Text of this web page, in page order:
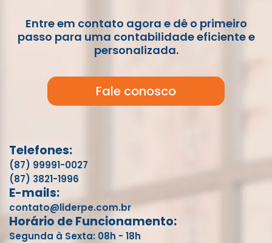
Entre em contato agora e dê o primeiro
passo para uma contabilidade eficiente e
personalizada.
Fale conosco
Telefones:
(87) 99991-0027
(87) 3821-1996
E-mails:
contato@liderpe.com.br
Horário de Funcionamento:
Segunda à Sexta: 08h - 18h